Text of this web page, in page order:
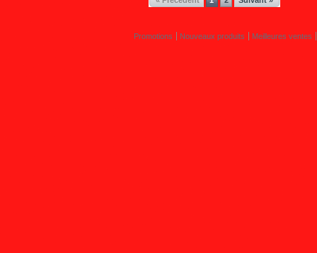
Promotions Nouveaux produits Meilleures ventes